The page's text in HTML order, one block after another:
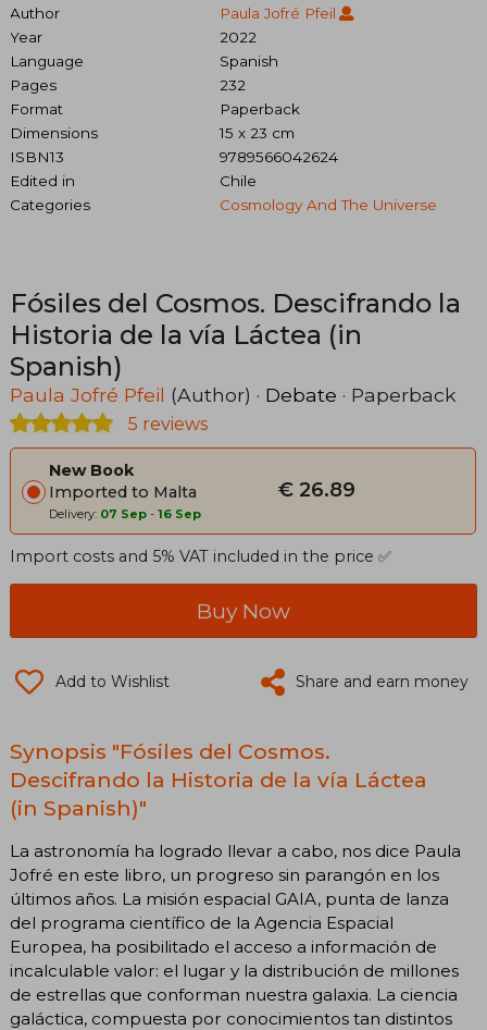
Author
Paula Jofré Pfeil
Year
2022
Language
Spanish
Pages
232
Format
Paperback
Dimensions
15 x 23 cm
ISBN13
9789566042624
Edited in
Chile
Categories
Cosmology And The Universe
Fósiles del Cosmos. Descifrando la
Historia de la vía Láctea (in
Spanish)
Paula Jofré Pfeil (Author) · Debate · Paperback
5 reviews
New Book
Imported to Malta
Delivery: 07 Sep - 16 Sep
€ 26.89
Import costs and 5% VAT included in the price ✅
Buy Now
Add to Wishlist Share and earn money
Synopsis "Fósiles del Cosmos.
Descifrando la Historia de la vía Láctea
(in Spanish)"
La astronomía ha logrado llevar a cabo, nos dice Paula
Jofré en este libro, un progreso sin parangón en los
últimos años. La misión espacial GAIA, punta de lanza
del programa científico de la Agencia Espacial
Europea, ha posibilitado el acceso a información de
incalculable valor: el lugar y la distribución de millones
de estrellas que conforman nuestra galaxia. La ciencia
galáctica, compuesta por conocimientos tan distintos